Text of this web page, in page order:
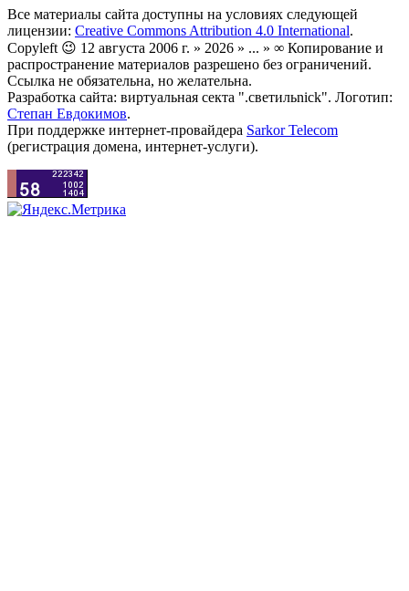
Все материалы сайта доступны на условиях следующей
лицензии: Creative Commons Attribution 4.0 International.
Copyleft 😉 12 августа 2006 г. » 2026 » ... » ∞ Копирование и
распространение материалов разрешено без ограничений.
Ссылка не обязательна, но желательна.
Разработка сайта: виртуальная секта ".светильnick". Логотип:
Степан Евдокимов.
При поддержке интернет-провайдера Sarkor Telecom
(регистрация домена, интернет-услуги).